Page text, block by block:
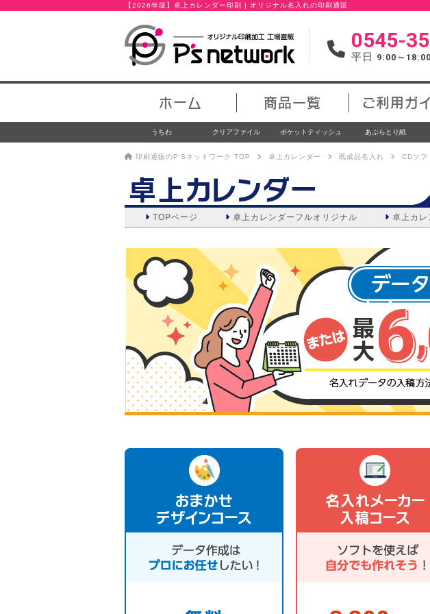
うちわ クリアファイル ポケットティッシュ あぶらとり紙
【2026年版】卓上カレンダー印刷 | オリジナル名入れの印刷通販
0545-
平日 9:00～18:00
ホーム 商品一覧 ご利用ガ
印刷通販のP'Sネットワーク TOP 卓上カレンダー 既成品名入れ CDソフ
卓上カレンダー
TOPページ 卓上カレンダー フルオリジナル 卓上カレ
おまかせ
デザインコース
名入れメーカー
入稿コース